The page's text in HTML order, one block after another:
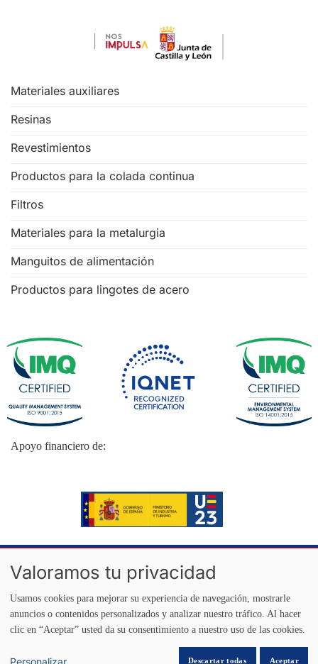
Materiales auxiliares
Resinas
Revestimientos
Productos para la colada continua
Filtros
Materiales para la metalurgia
Manguitos de alimentación
Productos para lingotes de acero
Apoyo financiero de:
Aviso legalPolítica de privacidadPolítica de cookies
Copyright 2026 SQ Insertec | All Rights Reserved
Valoramos tu privacidad
Usamos cookies para mejorar su experiencia de navegación, mostrarle
anuncios o contenidos personalizados y analizar nuestro tráfico. Al hacer
clic en “Aceptar” usted da su consentimiento a nuestro uso de las cookies.
Descartar todas Aceptar